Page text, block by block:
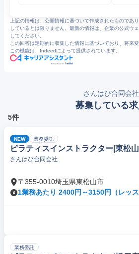
上記の情報は、公開情報に基づいて作成されたものであ
しているとは限りません。最新の情報は、企業の公式ウ
してください。
この回答は定期的に収集した情報に基づいており、将来
この機能は、Indeedによって提供されています。
さんはぴ合同会社
募集している
5件
NEW 業務委託
ピラティスインストラクター|東松
さんはぴ合同会社
〒355-0010埼玉県東松山市
1業務あたり 2400円～3150円（レッ
業務委託